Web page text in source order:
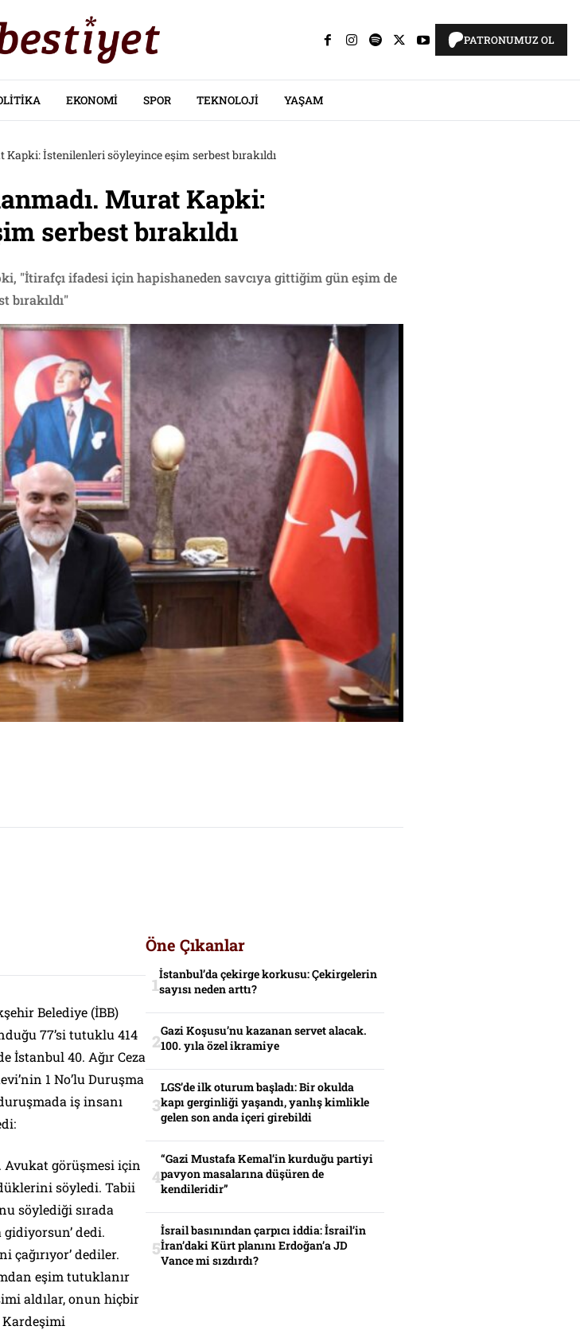
PATRONUMUZ OL
EKONOMI SPOR TEKNOLOJI YAŞAM
İstenilenleri söyleyince eşim serbest bırakıldı
Murat Kapki:
serbest bırakıldı
"İtirafçı ifadesi için hapishaneden savcıya gittiğim gün eşim de
bırakıldı"
Belediye (İBB)
77’si tutuklu 414
İstanbul 40. Ağır Ceza
1 No’lu Duruşma
iş insanı
Avukat görüşmesi için
söyledi. Tabii
söylediği sırada
gidiyorsun’ dedi.
çağırıyor’ dediler.
eşim tutuklanır
aldılar, onun hiçbir
Öne Çıkanlar
İstanbul’da çekirge korkusu: Çekirgelerin
sayısı neden arttı?
Gazi Koşusu’nu kazanan servet alacak.
100. yıla özel ikramiye
LGS’de ilk oturum başladı: Bir okulda
kapı gerginliği yaşandı, yanlış kimlikle
gelen son anda içeri girebildi
“Gazi Mustafa Kemal’in kurduğu partiyi
pavyon masalarına düşüren de
kendileridir”
İsrail basınından çarpıcı iddia: İsrail’in
İran’daki Kürt planını Erdoğan’a JD
Vance mi sızdırdı?